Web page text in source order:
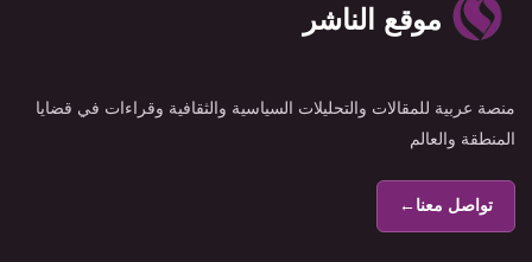
موقع الناشر
منصة عربية للمقالات والتحليلات السياسية والثقافية وقراءات في قضايا
المنطقة والعالم
تواصل معنا←